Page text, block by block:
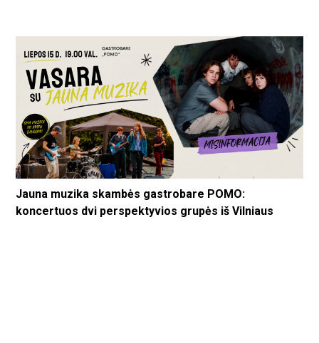
Jauna muzika skambės gastrobare POMO:
koncertuos dvi perspektyvios grupės iš Vilniaus